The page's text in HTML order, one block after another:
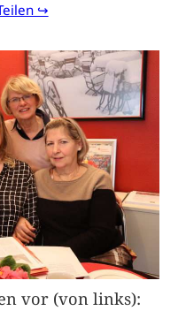
↪
vor (von links):